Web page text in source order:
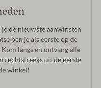
de nieuwste aanwinsten
ben je als eerste op de
langs en ontvang alle
rechtstreeks uit de eerste
winkel!